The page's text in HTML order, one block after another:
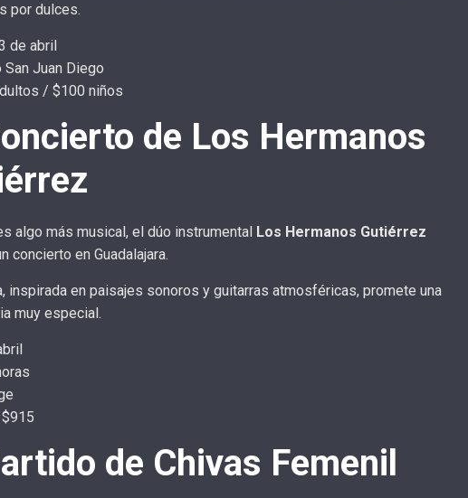
por dulces.
de abril
San Juan Diego
/ $100 niños
de Los Hermanos
algo más musical, el dúo instrumental Los Hermanos Gutiérrez
concierto en Guadalajara.
inspirada en paisajes sonoros y guitarras atmosféricas, promete una
muy especial.
de Chivas Femenil